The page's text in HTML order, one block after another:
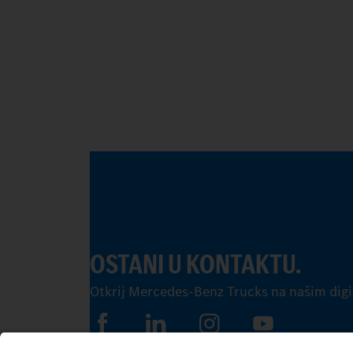
OSTANI U KONTAKTU.
Otkrij Mercedes-Benz Trucks na našim